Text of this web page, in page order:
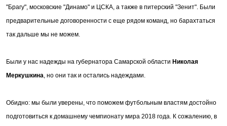
"Брагу", московские "Динамо" и ЦСКА, а также в питерский "Зенит". Были
предварительные договоренности с еще рядом команд, но барахтаться
так дальше мы не можем.
Были у нас надежды на губернатора Самарской области Николая
Меркушкина, но они так и остались надеждами.
Обидно: мы были уверены, что поможем футбольным властям достойно
подготовиться к домашнему чемпионату мира 2018 года. К сожалению, в